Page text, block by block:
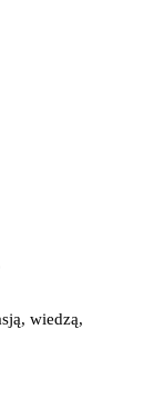
wiedzą,